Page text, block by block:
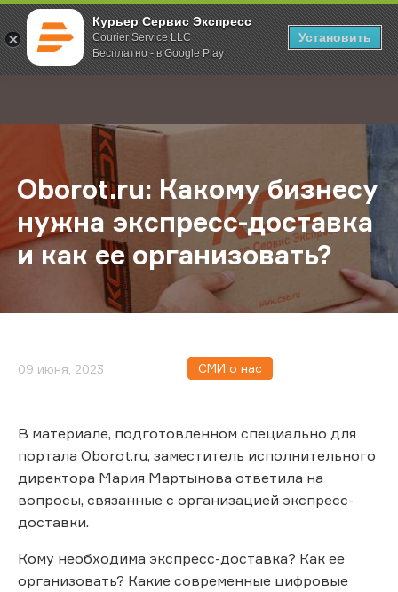
Курьер Сервис Экспресс
Courier Service LLC
Бесплатно - в Google Play
Установить
; Главная О компании Новости Oborot.ru: Какому бизнесу нужна
Oborot.ru: Какому бизнесу
нужна экспресс-доставка
и как ее организовать?
09 июня, 2023 СМИ о нас
В материале, подготовленном специально для
портала Oborot.ru, заместитель исполнительного
директора Мария Мартынова ответила на
вопросы, связанные с организацией экспресс-
доставки.
Кому необходима экспресс-доставка? Как ее
организовать? Какие современные цифровые